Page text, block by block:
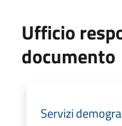
Ufficio
documento
Servizi